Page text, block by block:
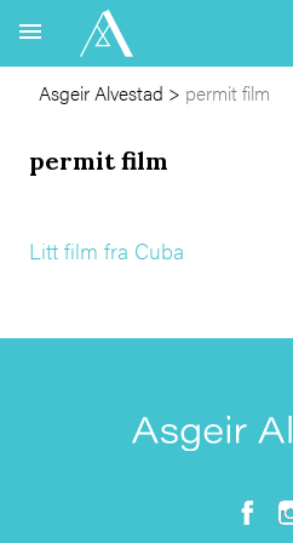
Asgeir Alvestad > permit film
permit film
Litt film fra Cuba